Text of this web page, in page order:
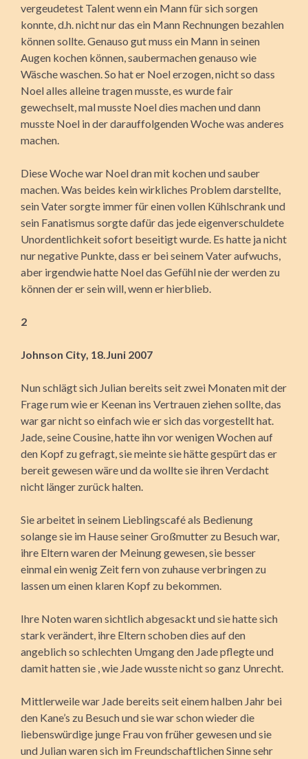
vergeudetest Talent wenn ein Mann für sich sorgen
konnte, d.h. nicht nur das ein Mann Rechnungen bezahlen
können sollte. Genauso gut muss ein Mann in seinen
Augen kochen können, saubermachen genauso wie
Wäsche waschen. So hat er Noel erzogen, nicht so dass
Noel alles alleine tragen musste, es wurde fair
gewechselt, mal musste Noel dies machen und dann
musste Noel in der darauffolgenden Woche was anderes
machen.
Diese Woche war Noel dran mit kochen und sauber
machen. Was beides kein wirkliches Problem darstellte,
sein Vater sorgte immer für einen vollen Kühlschrank und
sein Fanatismus sorgte dafür das jede eigenverschuldete
Unordentlichkeit sofort beseitigt wurde. Es hatte ja nicht
nur negative Punkte, dass er bei seinem Vater aufwuchs,
aber irgendwie hatte Noel das Gefühl nie der werden zu
können der er sein will, wenn er hierblieb.
2
Johnson City, 18.Juni 2007
Nun schlägt sich Julian bereits seit zwei Monaten mit der
Frage rum wie er Keenan ins Vertrauen ziehen sollte, das
war gar nicht so einfach wie er sich das vorgestellt hat.
Jade, seine Cousine, hatte ihn vor wenigen Wochen auf
den Kopf zu gefragt, sie meinte sie hätte gespürt das er
bereit gewesen wäre und da wollte sie ihren Verdacht
nicht länger zurück halten.
Sie arbeitet in seinem Lieblingscafé als Bedienung
solange sie im Hause seiner Großmutter zu Besuch war,
ihre Eltern waren der Meinung gewesen, sie besser
einmal ein wenig Zeit fern von zuhause verbringen zu
lassen um einen klaren Kopf zu bekommen.
Ihre Noten waren sichtlich abgesackt und sie hatte sich
stark verändert, ihre Eltern schoben dies auf den
angeblich so schlechten Umgang den Jade pflegte und
damit hatten sie , wie Jade wusste nicht so ganz Unrecht.
Mittlerweile war Jade bereits seit einem halben Jahr bei
den Kane’s zu Besuch und sie war schon wieder die
liebenswürdige junge Frau von früher gewesen und sie
und Julian waren sich im Freundschaftlichen Sinne sehr